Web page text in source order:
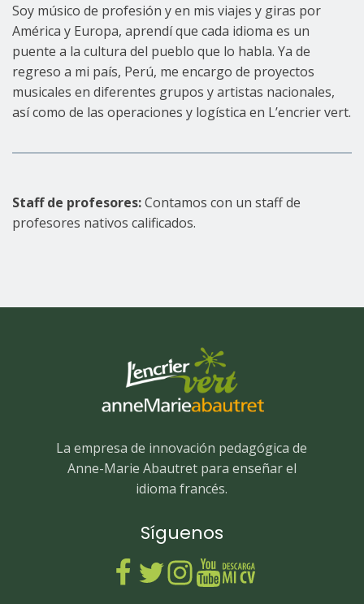
Soy músico de profesión y en mis viajes y giras por
América y Europa, aprendí que cada idioma es un
puente a la cultura del pueblo que lo habla. Ya de
regreso a mi país, Perú, me encargo de proyectos
musicales en diferentes grupos y artistas nacionales,
así como de las operaciones y logística en L’encrier vert.
Staff de profesores:Contamos con un staff de
profesores nativos calificados.
La empresa de innovación pedagógica de
Anne-Marie Abautret para enseñar el
idioma francés.
Síguenos